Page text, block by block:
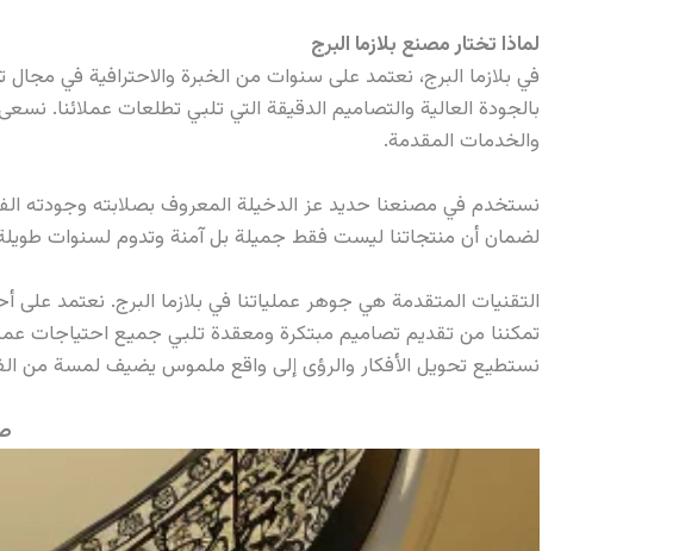
لماذا تختار مصنع بلازما البرج
بالجودة العالية والتصاميم الدقيقة التي تلبي تطلعات عملائنا.
والخدمات المقدمة.
نستخدم في مصنعنا حديد عز الدخيلة المعروف بصلابته وجودته
لضمان أن منتجاتنا ليست فقط جميلة بل آمنة وتدوم لسنوات
تمكننا من تقديم تصاميم مبتكرة ومعقدة تلبي جميع احتياجات
نستطيع تحويل الأفكار والرؤى إلى واقع ملموس يضيف لمسة من